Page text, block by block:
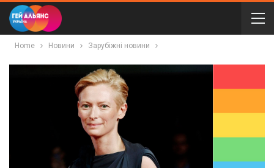
Home Новини Зарубіжні новини